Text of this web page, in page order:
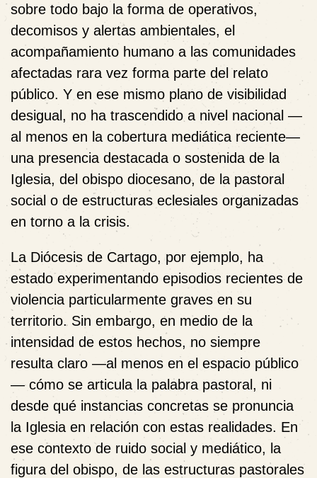
sobre todo bajo la forma de operativos,
decomisos y alertas ambientales, el
acompañamiento humano a las comunidades
afectadas rara vez forma parte del relato
público. Y en ese mismo plano de visibilidad
desigual, no ha trascendido a nivel nacional —
al menos en la cobertura mediática reciente—
una presencia destacada o sostenida de la
Iglesia, del obispo diocesano, de la pastoral
social o de estructuras eclesiales organizadas
en torno a la crisis.
La Diócesis de Cartago, por ejemplo, ha
estado experimentando episodios recientes de
violencia particularmente graves en su
territorio. Sin embargo, en medio de la
intensidad de estos hechos, no siempre
resulta claro —al menos en el espacio público
— cómo se articula la palabra pastoral, ni
desde qué instancias concretas se pronuncia
la Iglesia en relación con estas realidades. En
ese contexto de ruido social y mediático, la
figura del obispo, de las estructuras pastorales